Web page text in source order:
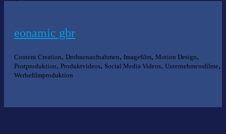
eonamic gbr
Content Creation, Drohnenaufnahmen, Imagefilm, Motion Design,
Postproduktion, Produktvideos, Social Media Videos, Unternehmensfilme,
Werbefilmproduktion